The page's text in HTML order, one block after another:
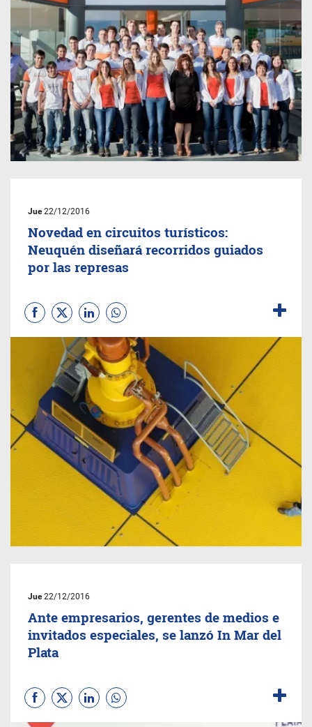
Jue22/12/2016
Novedad en circuitos turísticos:
Neuquén diseñará recorridos guiados
por las represas
Jue22/12/2016
Ante empresarios, gerentes de medios e
invitados especiales, se lanzó In Mar del
Plata